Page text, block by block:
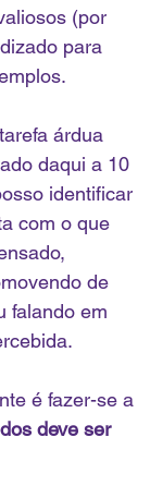
(por
para
árdua
daqui a 10
identificar
com o que
de
falando em
é fazer-se a
deve ser